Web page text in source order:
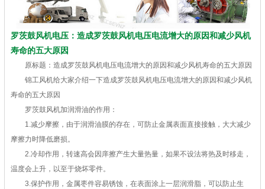
罗茨鼓风机电压：造成罗茨鼓风机电压电流增大的原因和减少风机
寿命的五大原因
原标题：造成罗茨鼓风机电压电流增大的原因和减少风机寿命的五大原因
锦工风机给大家介绍一下造成罗茨鼓风机电压电流增大的原因和减少风机
寿命的五大原因
罗茨鼓风机加润滑油的作用：
1.减少摩擦，由于润滑油膜的存在，可防止金属表面直接接触，大大减少
摩擦力时降低磨损。
2.冷却作用，转速高会因庠擦产生大量热量，如果不设法将热及时移走，
温度会上升，以至于烧坏零件。
3.保护作用，金属枣件容易锈蚀，在表面涂上一层润滑脂，可以防止生